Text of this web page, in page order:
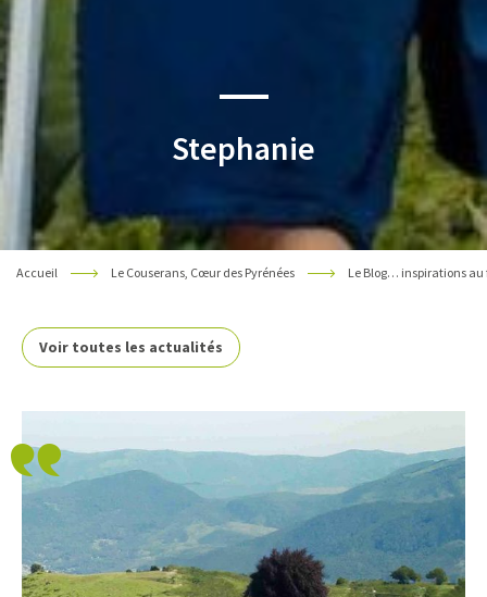
Stephanie
Accueil Le Couserans, Cœur des Pyrénées Le Blog… inspirations au
Voir toutes les actualités